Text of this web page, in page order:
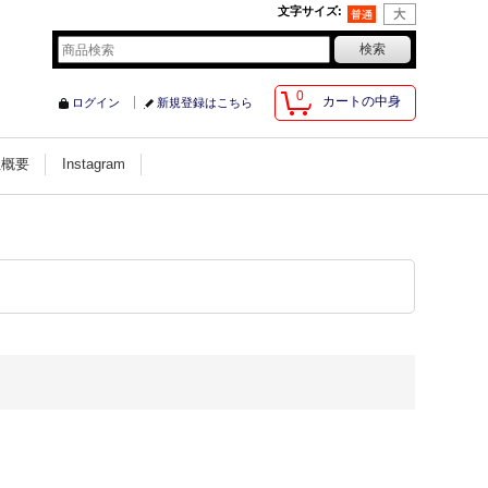
文字サイズ:
0 カートの中身
ログイン 新規登録はこちら
要 Instagram